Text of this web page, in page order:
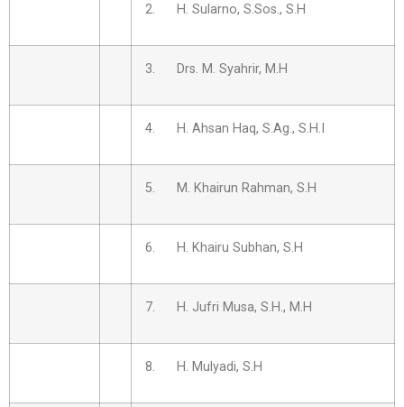
2. H. Sularno, S.Sos., S.H
3. Drs. M. Syahrir, M.H
4. H. Ahsan Haq, S.Ag., S.H.I
5. M. Khairun Rahman, S.H
6. H. Khairu Subhan, S.H
7. H. Jufri Musa, S.H., M.H
8. H. Mulyadi, S.H